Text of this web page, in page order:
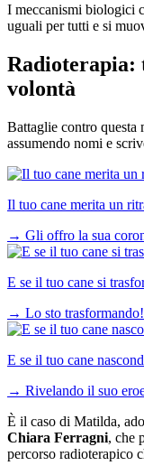
I meccanismi biologici
uguali per tutti e si
Radioterapia:
volontà
Battaglie contro questa
assumendo nomi e
Il tuo cane merita un
→ Gli offro la sua
E se il tuo cane si
→ Lo sto trasformando!
E se il tuo cane
→ Rivelando il suo
È il caso di Matilda,
Chiara Ferragni, che
percorso radioterapico